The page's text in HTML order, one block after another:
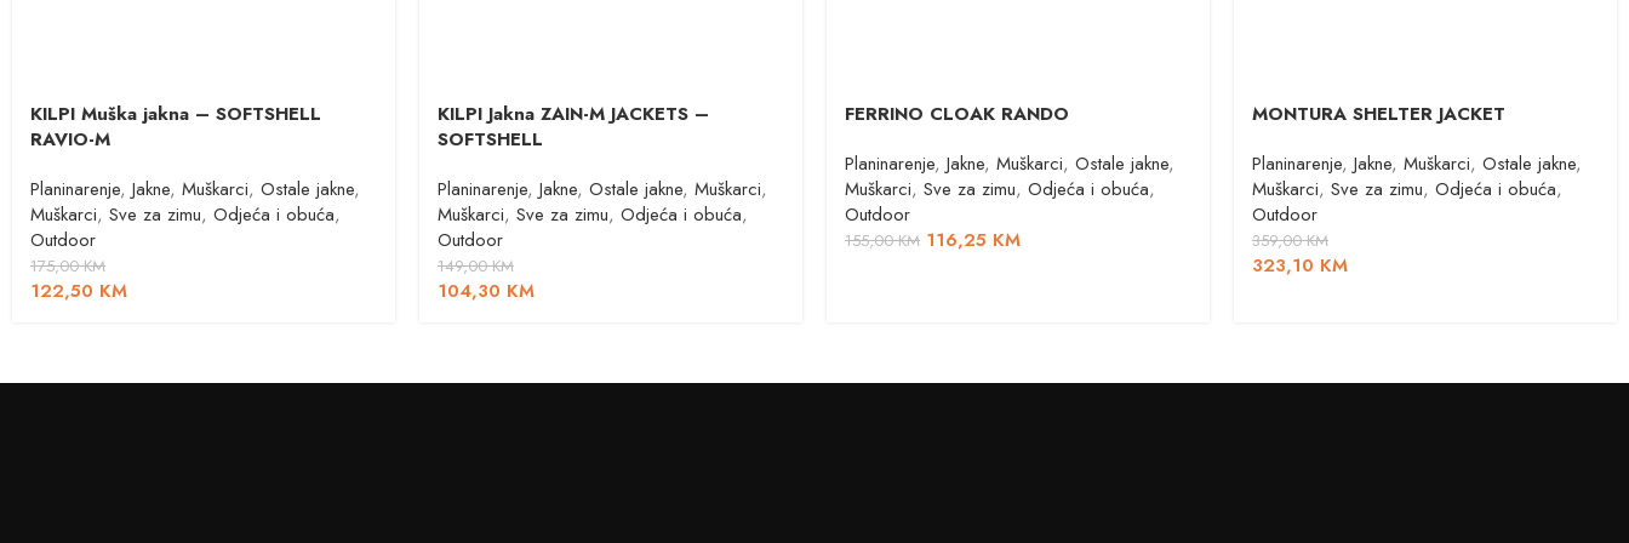
KILPI Muška jakna – SOFTSHELL
RAVIO-M
Planinarenje, Jakne, Muškarci, Ostale jakne,
Muškarci, Sve za zimu, Odjeća i obuća,
Outdoor
175,00KM
122,50 KM
KILPI Jakna ZAIN-M JACKETS –
SOFTSHELL
Planinarenje, Jakne, Ostale jakne, Muškarci,
Muškarci, Sve za zimu, Odjeća i obuća,
Outdoor
149,00KM
104,30 KM
FERRINO CLOAK RANDO
Planinarenje, Jakne, Muškarci, Ostale jakne,
Muškarci, Sve za zimu, Odjeća i obuća,
Outdoor
155,00KM 116,25 KM
MONTURA SHELTER JACKET
Planinarenje, Jakne, Muškarci, Ostale jakne,
Muškarci, Sve za zimu, Odjeća i obuća,
Outdoor
359,00KM
323,10 KM